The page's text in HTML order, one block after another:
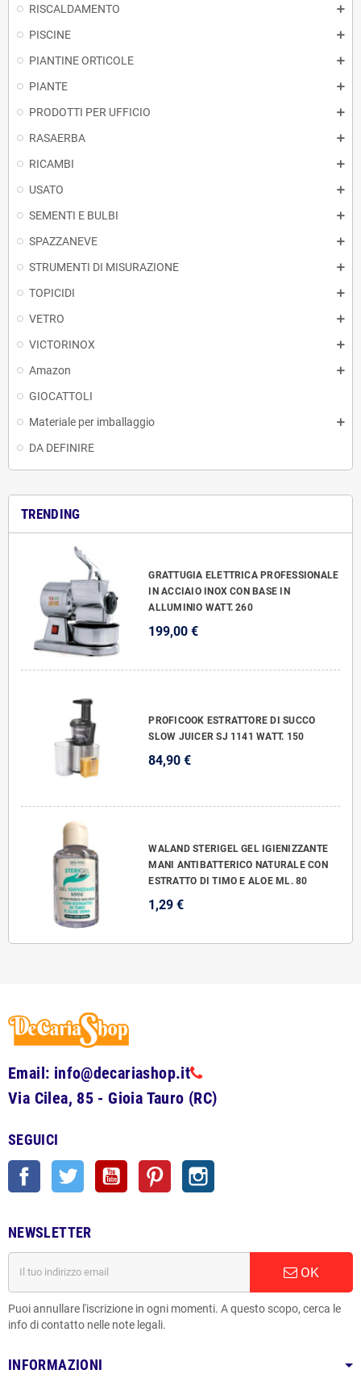
RISCALDAMENTO
PISCINE
PIANTINE ORTICOLE
PIANTE
PRODOTTI PER UFFICIO
RASAERBA
RICAMBI
USATO
SEMENTI E BULBI
SPAZZANEVE
STRUMENTI DI MISURAZIONE
TOPICIDI
VETRO
VICTORINOX
Amazon
GIOCATTOLI
Materiale per imballaggio
DA DEFINIRE
TRENDING
GRATTUGIA ELETTRICA PROFESSIONALE
IN ACCIAIO INOX CON BASE IN
ALLUMINIO WATT. 260
199,00 €
PROFICOOK ESTRATTORE DI SUCCO
SLOW JUICER SJ 1141 WATT. 150
84,90 €
WALAND STERIGEL GEL IGIENIZZANTE
MANI ANTIBATTERICO NATURALE CON
ESTRATTO DI TIMO E ALOE ML. 80
1,29 €
Email: info@decariashop.it
Via Cilea, 85 - Gioia Tauro (RC)
SEGUICI
Facebook Twitter YouTube Pinterest
NEWSLETTER
OK
Puoi annullare l'iscrizione in ogni momenti. A questo scopo, cerca le
info di contatto nelle note legali.
INFORMAZIONI